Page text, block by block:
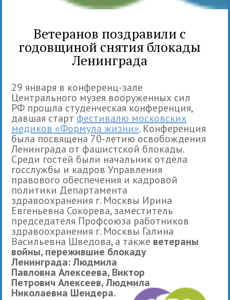
Ветеранов поздравили с
годовщиной снятия блокады
Ленинграда
29 января в конференц-зале
Центрального музея вооруженных сил
РФ прошла студенческая конференция,
давшая стартфестивалю московских
медиков «Формула жизни». Конференция
была посвящена 70-летию освобождения
Ленинграда от фашистской блокады.
Среди гостей были начальник отдела
госслужбы и кадров Управления
правового обеспечения и кадровой
политики Департамента
здравоохранения г. Москвы Ирина
Евгеньевна Сокорева, заместитель
председателя Профсоюза работников
здравоохранения г. Москвы Галина
Васильевна Шведова, а также ветераны
войны, пережившие блокаду
Ленинграда:Людмила
ПавловнаАлексеева, Виктор
ПетровичАлексеев, Людмила
Николаевна Шендера.